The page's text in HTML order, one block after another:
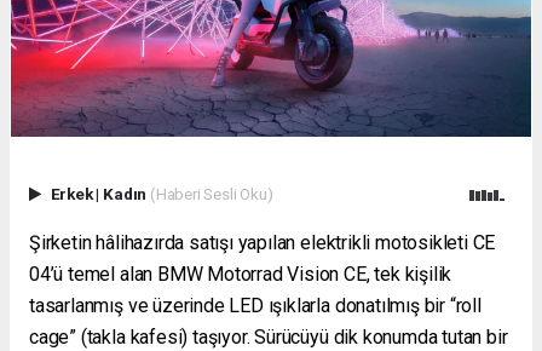
Erkek| Kadın (Haberi Sesli Oku)
Şirketin hâlihazırda satışı yapılan elektrikli motosikleti CE
04’ü temel alan BMW Motorrad Vision CE, tek kişilik
tasarlanmış ve üzerinde LED ışıklarla donatılmış bir “roll
cage” (takla kafesi) taşıyor. Sürücüyü dik konumda tutan bir